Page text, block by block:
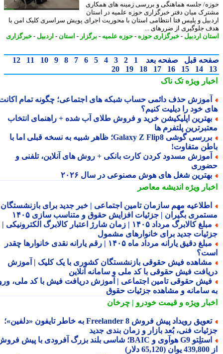
جلسه هماهنگی و بررسی زمینه های همکاری
میان دفتر خبرگزاری حوزه علمیه در استان
و پلیس فتا انتظامی استان با محوریت اجرای پویش سراسری کلیک امن با
جلوگیری از ضررهای ...
اردبیل -خبرگزاری حوزه-حوزه علمیه-برگزار - استان-اردبیل -خبرگزاری
قبل صفحه بعد 1
2
3
4
5
6
7
8
9
10
11
12
14
15
16
17
18
19
20
ویژهتک ناک
حذف دائمی حساب شبکه های اجتماعی؛ چگونه تمام اکانت
خود را دیلیت کنیم؟
اپلیکیشن خرید و فروش طلای آب شده + راهنمای انتخاب
پلتفرم ها
بررسی گوشی Galaxy Z Flip8؛ ظاهر شبیه به نسخه قبلی اما با
متفاوت!
مسدود کردن کارت بانکی + روش های آنلاین، تلفنی و
شغل های هوش مصنوعی در سال ۲۰۲۶
ویژهاندیشه معاصر
مهم سازمان تامین اجتماعی | خبر جدید برای بازنشستگان و
بگیران | جزئیات افزایش حقوق و متناسب سازی ۱۴۰۵
مبلغ کالابرگ مرداد ۱۴۰۵ | زمان شارژ اعتبار کالابرگ الکترونیکی |
جدید برای خانوارهای مشمول
مبلغ دقیق یارانه مرداد ماه ۱۴۰۵ | رقم یارانه نقدی خانوارها چقدر
فیش حقوقی بازنشستگان کشوری با یک کلیک | آموزش
فیش حقوقی با کد ملی و سامانه آنلاین
حقوقی تامین اجتماعی | آموزش دریافت فیش با کد ملی، ورود
سامانه و مشاهده جزئیات حقوق
ویژهو قیمت خودرو | چرخان
تعویق رویداد پیش فروش Freelander 8 به خاطر تایفون «دلفین»؛
فنی، بُعد بازار و زمان بندی جدید
استلِتو G9 هوآوی و BAIC؛ شاسی بلند بزرگ آفرودی با پیش فروش